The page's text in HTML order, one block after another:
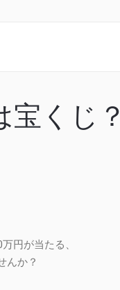
宝くじ？
円が当たる、
んか？